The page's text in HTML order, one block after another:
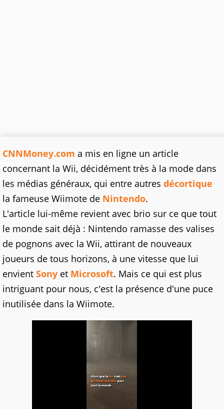
CNNMoney.com a mis en ligne un article
concernant la Wii, décidément très à la mode dans
les médias généraux, qui entre autres décortique
la fameuse Wiimote de Nintendo.
L'article lui-même revient avec brio sur ce que tout
le monde sait déjà : Nintendo ramasse des valises
de pognons avec la Wii, attirant de nouveaux
joueurs de tous horizons, à une vitesse que lui
envient Sony et Microsoft. Mais ce qui est plus
intriguant pour nous, c'est la présence d'une puce
inutilisée dans la Wiimote.